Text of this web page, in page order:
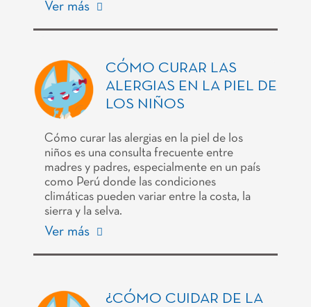
Ver más
CÓMO CURAR LAS
ALERGIAS EN LA PIEL DE
LOS NIÑOS
Cómo curar las alergias en la piel de los
niños es una consulta frecuente entre
madres y padres, especialmente en un país
como Perú donde las condiciones
climáticas pueden variar entre la costa, la
sierra y la selva.
Ver más
¿CÓMO CUIDAR DE LA